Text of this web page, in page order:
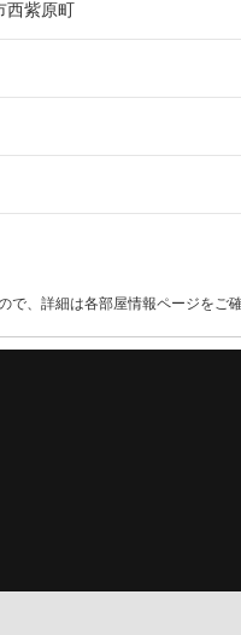
紫原町
、詳細は各部屋情報ページをご確